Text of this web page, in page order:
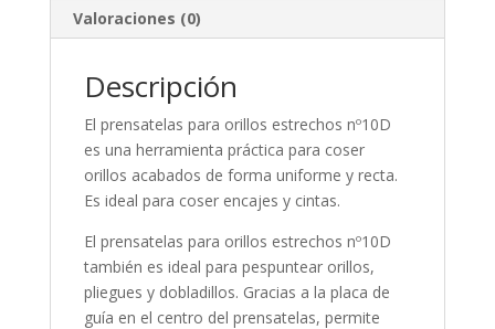
Valoraciones (0)
Descripción
El prensatelas para orillos estrechos nº10D
es una herramienta práctica para coser
orillos acabados de forma uniforme y recta.
Es ideal para coser encajes y cintas.
El prensatelas para orillos estrechos nº10D
también es ideal para pespuntear orillos,
pliegues y dobladillos. Gracias a la placa de
guía en el centro del prensatelas, permite